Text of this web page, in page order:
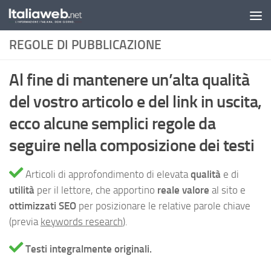
Sotto il contenuto
REGOLE DI PUBBLICAZIONE
Al fine di mantenere un’alta qualità
del vostro articolo e del link in uscita,
ecco alcune semplici regole da
seguire nella composizione dei testi
Articoli di approfondimento di elevataqualità e di
utilità per il lettore, che apportino reale valore al sito e
ottimizzati SEO per posizionare le relative parole chiave
(previa keywords research).
Testi integralmente originali.